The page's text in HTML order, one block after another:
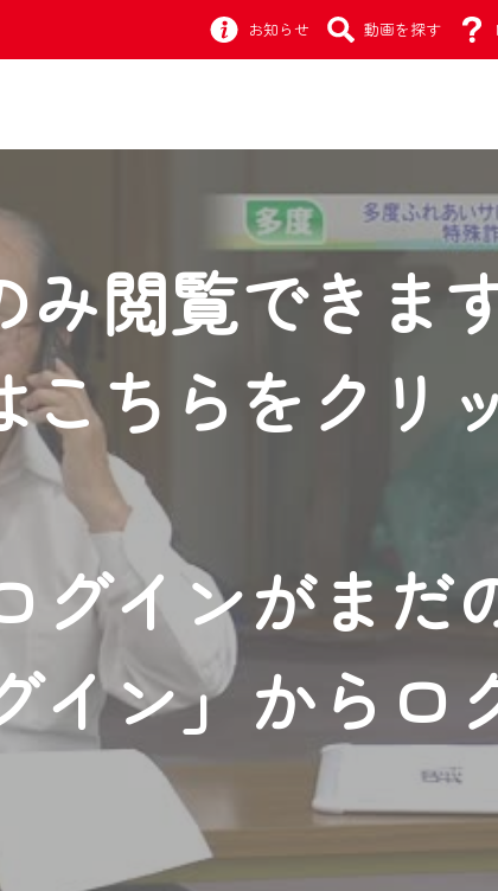
お知らせ 動画を探す
閲覧できます
こちらをクリ
グインがまだ
イン」からロ
せ
ーアルします！
瞭然。
先でも！
す！
、
が必要となります。
頂くためのIDです。